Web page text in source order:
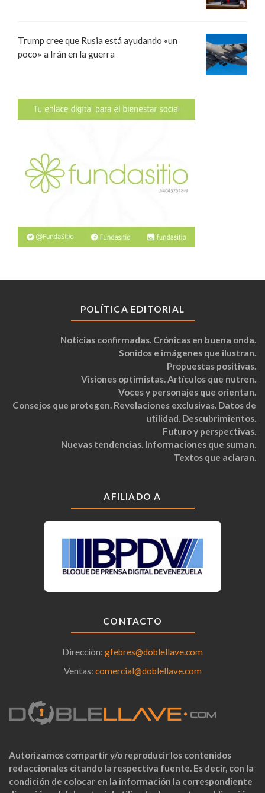
Trump cree que Rusia está ayudando «un
poco» a Irán en la guerra
POLÍTICA EDITORIAL
Noticias confirmadas. Crónicas en buena onda.
Sonidos e imágenes que ilustran.
Propuestas positivas.
Visiones optimistas. Artículos que nutren.
Voces y personajes que orientan.
Consejos que protegen. Revelaciones exclusivas. Datos de
utilidad. Descubrimientos.
Futuro y perspectivas.
Nuevas tendencias. Informaciones que suman.
Textos que aclaran.
AFILIADO A
CONTACTO
Dirección: gfebres@doblellave.com
Ventas: comercial@doblellave.com
Autorizamos compartir y/o reproducir los contenidos
redaccionales citando la respectiva fuente. Es decir, con la
condición de colocar en la información la correspondiente